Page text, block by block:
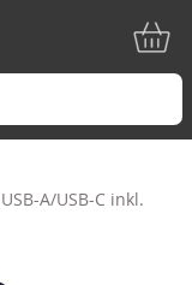
A/USB-C inkl.